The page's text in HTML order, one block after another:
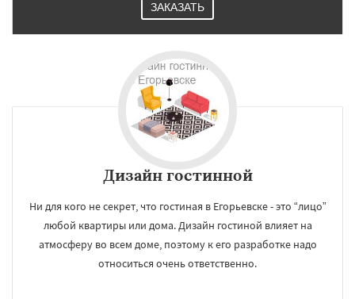
ЗАКАЗАТЬ
Дизайн гостинной
Ни для кого не секрет, что гостиная в Егорьевске - это “лицо”
любой квартиры или дома. Дизайн гостиной влияет на
атмосферу во всем доме, поэтому к его разработке надо
относиться очень ответственно.